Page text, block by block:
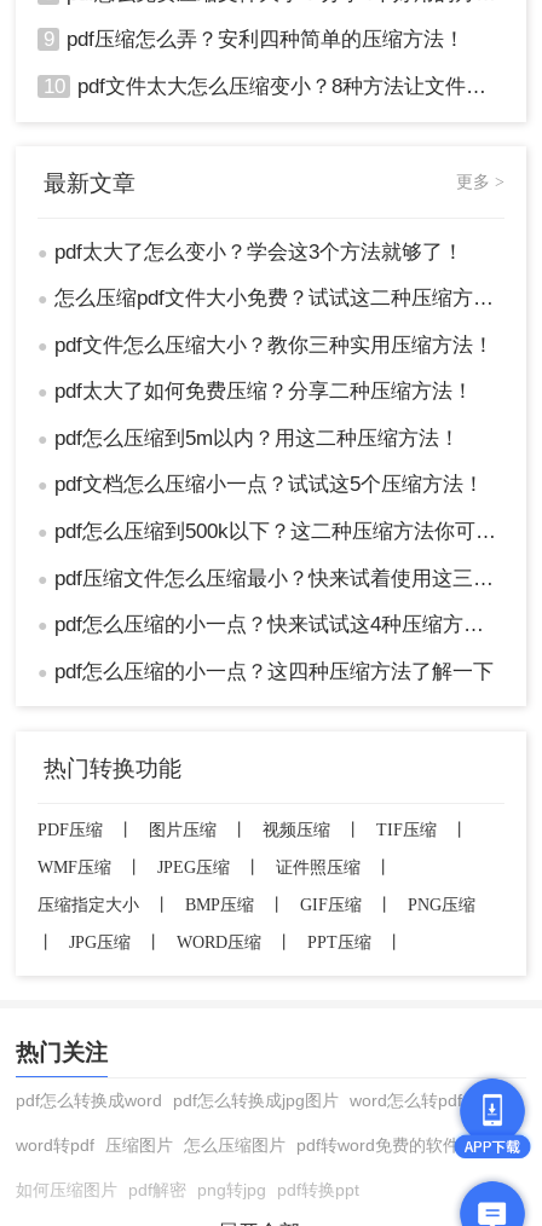
9 pdf压缩怎么弄？安利四种简单的压缩方法！
10 pdf文件太大怎么压缩变小？8种方法让文件轻松"瘦身"！
最新文章 更多 >
● pdf太大了怎么变小？学会这3个方法就够了！
● 怎么压缩pdf文件大小免费？试试这二种压缩方法！
● pdf文件怎么压缩大小？教你三种实用压缩方法！
● pdf太大了如何免费压缩？分享二种压缩方法！
● pdf怎么压缩到5m以内？用这二种压缩方法！
● pdf文档怎么压缩小一点？试试这5个压缩方法！
● pdf怎么压缩到500k以下？这二种压缩方法你可以轻松学会！
● pdf压缩文件怎么压缩最小？快来试着使用这三种压缩方法！
● pdf怎么压缩的小一点？快来试试这4种压缩方法！
● pdf怎么压缩的小一点？这四种压缩方法了解一下
热门转换功能
PDF压缩 图片压缩 视频压缩 TIF压缩
WMF压缩
JPEG压缩 证件照压缩
压缩指定大小
BMP压缩 GIF压缩
PNG压缩
JPG压缩 WORD压缩 PPT压缩
热门关注
pdf怎么转换成word pdf怎么转换成jpg图片 word怎么转pdf
word转pdf 压缩图片 怎么压缩图片 pdf转word免费的软件
如何压缩图片 pdf解密 png转jpg pdf转换ppt